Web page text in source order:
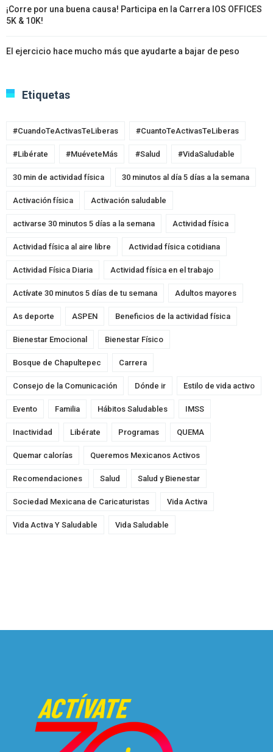
¡Corre por una buena causa! Participa en la Carrera IOS OFFICES
5K & 10K!
El ejercicio hace mucho más que ayudarte a bajar de peso
Etiquetas
#CuandoTeActivasTeLiberas #CuantoTeActivasTeLiberas
#Libérate #MuéveteMás #Salud #VidaSaludable
30 min de actividad física 30 minutos al día 5 días a la semana
Activación física Activación saludable
activarse 30 minutos 5 días a la semana Actividad física
Actividad física al aire libre Actividad física cotidiana
Actividad Física Diaria Actividad física en el trabajo
Actívate 30 minutos 5 días de tu semana Adultos mayores
As deporte ASPEN Beneficios de la actividad física
Bienestar Emocional Bienestar Físico
Bosque de Chapultepec Carrera
Consejo de la Comunicación Dónde ir Estilo de vida activo
Evento Familia Hábitos Saludables IMSS
Inactividad Libérate Programas QUEMA
Quemar calorías Queremos Mexicanos Activos
Recomendaciones Salud Salud y Bienestar
Sociedad Mexicana de Caricaturistas Vida Activa
Vida Activa Y Saludable Vida Saludable